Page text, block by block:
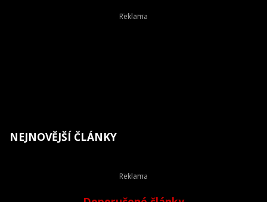
NEJNOVĚJŠÍ ČLÁNKY